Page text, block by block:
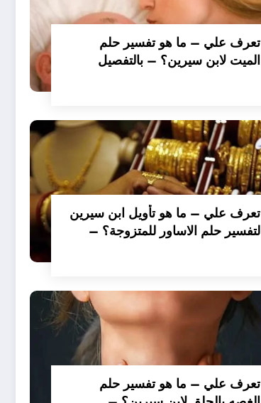
تعرف علي – ما هو تفسير حلم
الميت لابن سيرين؟ – بالتفصيل
تعرف علي – ما هو تأويل ابن سيرين
لتفسير حلم الاساور للمتزوجة؟ –
تعرف علي – ما هو تفسير حلم